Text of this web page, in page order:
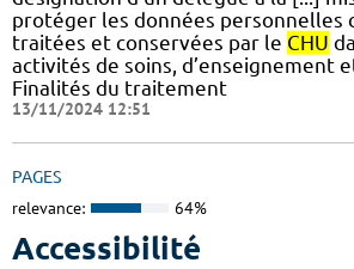
protéger les données personnelles
traitées et conservées par le CHU
activités de soins, d’enseignement
Finalités du traitement
13/11/2024 12:51
PAGES
relevance: 64%
Accessibilité